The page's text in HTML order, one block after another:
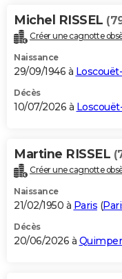
Carte de Noël
Carte Bonne année
Carte Saint-Valentin
Carte Pâques
Carte d'anniversaire
DICTIONNAIRE
Dictionnaire
Biographies
Citations
Expressions
Proverbes
PROGRAMME TV
S'inscrire
Se connecter
Lycées
Collèges
Primaires
Universités
Entreprises
Service militaire
Avis de recherche
AVIS DE DÉCÈS
Bricolage
Lifestyle
Culture
Sport
Auto
Television
Voyage
Cinema
Michel RISSEL
Créer une cagnotte
Naissance
29/09/1946 à
Décès
10/07/2026 à
Martine RISSEL
Créer une cagnotte
Naissance
21/02/1950 à Paris (
Décès
20/06/2026 à Quimper